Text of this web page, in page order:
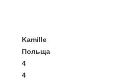
Kamille
Польща
4
4